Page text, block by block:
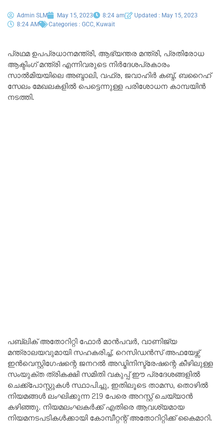
Admin SLM May 15, 2023 8:24 am
Updated : May 15, 2023
8:24 AM
Categories : GCC Kuwait
പ്രഥമ ഉപപ്രധാനമന്ത്രി, ആഭ്യന്തര മന്ത്രി, പ്രതിരോധ
ആക്ടിംഗ് മന്ത്രി എന്നിവരുടെ നിർദേശപ്രകാരം
സാൽമിയയിലെ അബ്ദാലി, വഫ്ര, ജവാഹിർ കബ്ദ്, ബറൈഹ്
സേലം മേഖലകളിൽ പെട്ടെന്നുള്ള പരിശോധന കാമ്പയിൻ
നടത്തി.
പബ്ലിക് അതോറിറ്റി ഫോർ മാൻപവർ, വാണിജ്യ
മന്ത്രാലയവുമായി സഹകരിച്ച്, റെസിഡൻസ് അഫയേഴ്സ്
ഇൻവെസ്റ്റിഗേഷന്റെ ജനറൽ അഡ്മിനിസ്ട്രേഷന്റെ കീഴിലുള്ള
സംയുക്ത ത്രികക്ഷി സമിതി വകുപ്പ് ഈ പ്രദേശങ്ങളിൽ
ചെക്ക്പോസ്റ്റുകൾ സ്ഥാപിച്ചു, ഇതിലൂടെ താമസ, തൊഴിൽ
നിയമങ്ങൾ ലംഘിക്കുന്ന 219 പേരെ അറസ്റ്റ് ചെയ്യാൻ
കഴിഞ്ഞു. നിയമലംഘകർക്ക് എതിരെ ആവശ്യമായ
നിയമനടപടികൾക്കായി കോമ്പീറ്റന്റ് അതോറിറ്റിക്ക് കൈമാറി.